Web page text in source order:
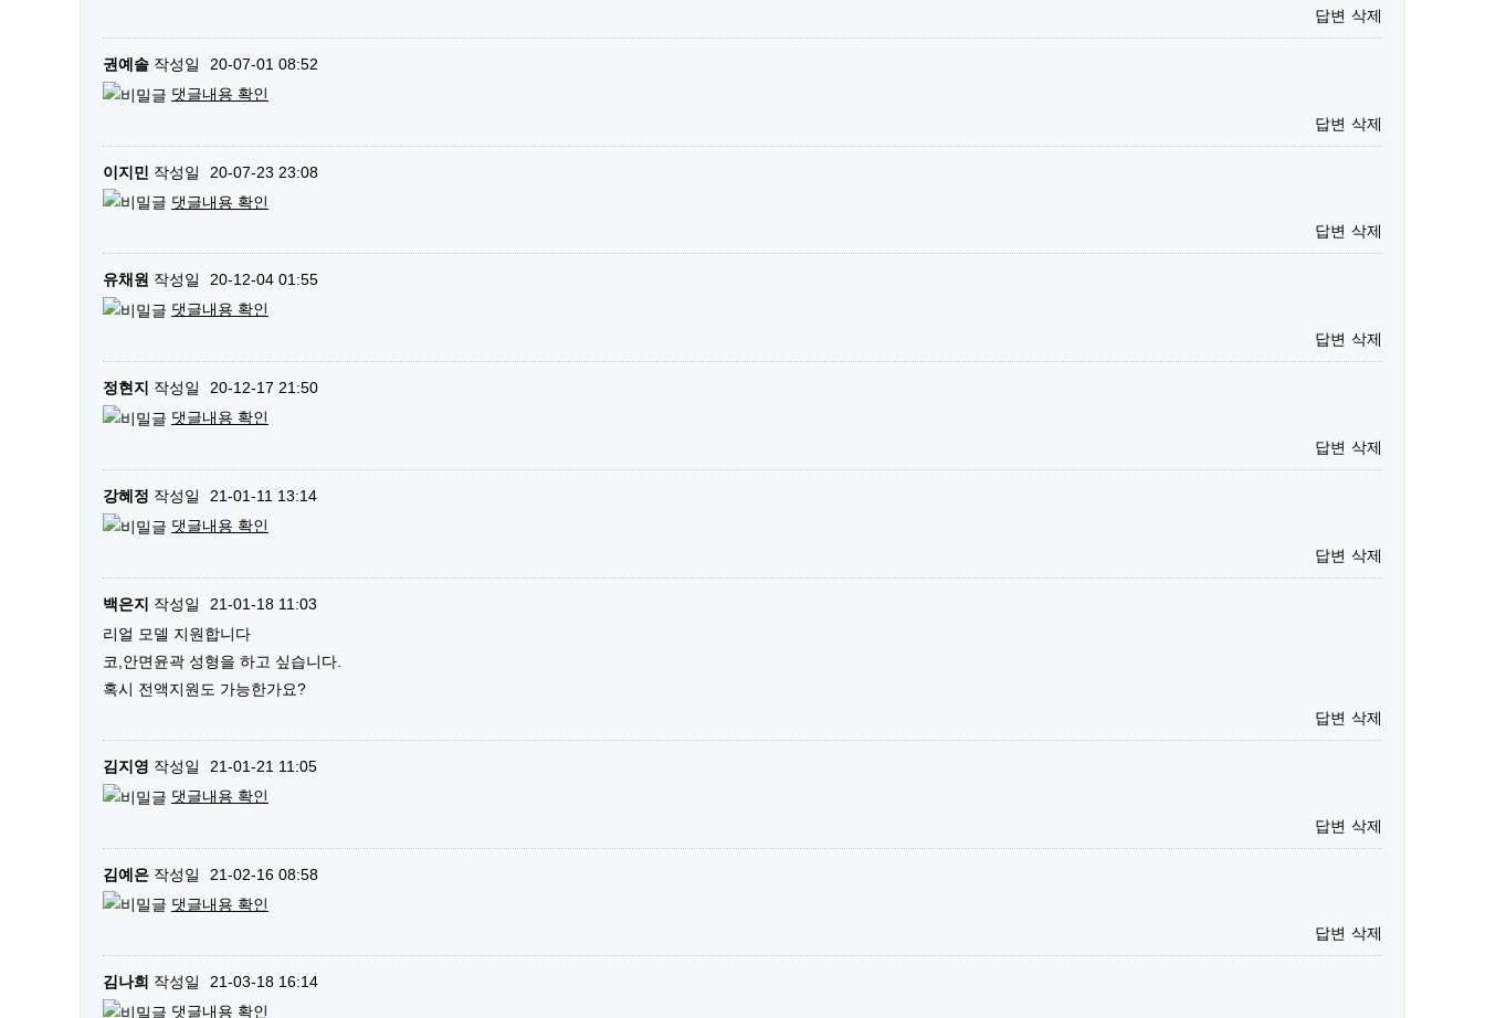
답변 삭제
권예솔 작성일
20-07-01 08:52
댓글내용 확인
답변 삭제
이지민 작성일
20-07-23 23:08
댓글내용 확인
답변 삭제
유채원 작성일
20-12-04 01:55
댓글내용 확인
답변 삭제
정현지 작성일
20-12-17 21:50
댓글내용 확인
답변 삭제
강혜정 작성일
21-01-11 13:14
댓글내용 확인
답변 삭제
백은지 작성일
21-01-18 11:03
리얼 모델 지원합니다
코,안면윤곽 성형을 하고 싶습니다.
혹시 전액지원도 가능한가요?
답변 삭제
김지영 작성일
21-01-21 11:05
댓글내용 확인
답변 삭제
김예은 작성일
21-02-16 08:58
댓글내용 확인
답변 삭제
김나희 작성일
21-03-18 16:14
댓글내용 확인